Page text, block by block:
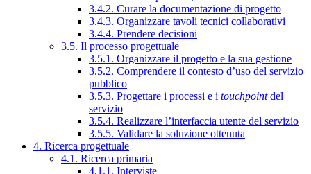
3.4.2. Curare la documentazione di progetto
3.4.3. Organizzare tavoli tecnici collaborativi
3.4.4. Prendere decisioni
3.5. Il processo progettuale
3.5.1. Organizzare il progetto e la sua gestione
3.5.2. Comprendere il contesto d’uso del servizio
pubblico
3.5.3. Progettare i processi e i touchpointdel
servizio
3.5.4. Realizzare l’interfaccia utente del servizio
3.5.5. Validare la soluzione ottenuta
4. Ricerca progettuale
4.1. Ricerca primaria
4.1.1. Interviste